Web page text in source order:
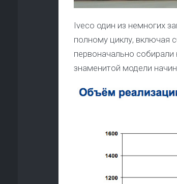
Iveco один из немногих
полному циклу, включая
первоначально
знаменитой модели